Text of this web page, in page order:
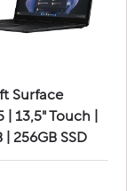
Surface
| 13,5" Touch |
| 256GB SSD